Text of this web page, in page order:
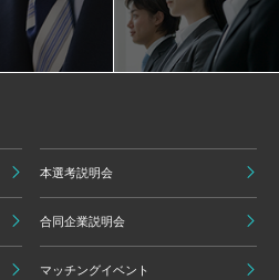
本選考説明会
合同企業説明会
マッチングイベント